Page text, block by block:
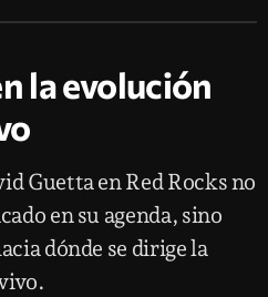
la evolución
Guetta en Red Rocks no
en su agenda, sino
dónde se dirige la